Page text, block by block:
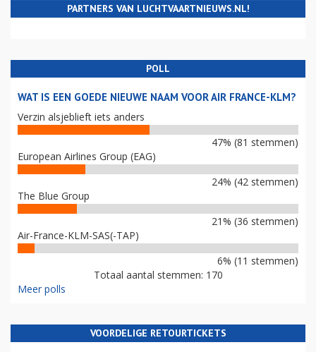
PARTNERS VAN LUCHTVAARTNIEUWS.NL!
POLL
WAT IS EEN GOEDE NIEUWE NAAM VOOR AIR FRANCE-KLM?
Verzin alsjeblieft iets anders
47% (81 stemmen)
European Airlines Group (EAG)
24% (42 stemmen)
The Blue Group
21% (36 stemmen)
Air-France-KLM-SAS(-TAP)
6% (11 stemmen)
Totaal aantal stemmen: 170
Meer polls
VOORDELIGE RETOURTICKETS